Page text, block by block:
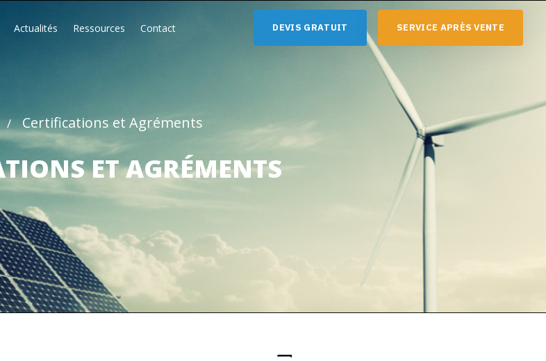
Actualités Ressources Contact DEVIS GRATUIT SERVICE APRÈS VENTE
Certifications et Agréments
ET AGRÉMENTS